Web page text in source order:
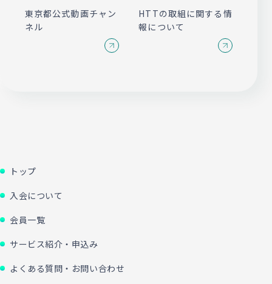
東京都公式動画チャン
ネル
HTTの取組に関する情
報について
トップ
入会について
会員一覧
サービス紹介・申込み
よくある質問・お問い合わせ